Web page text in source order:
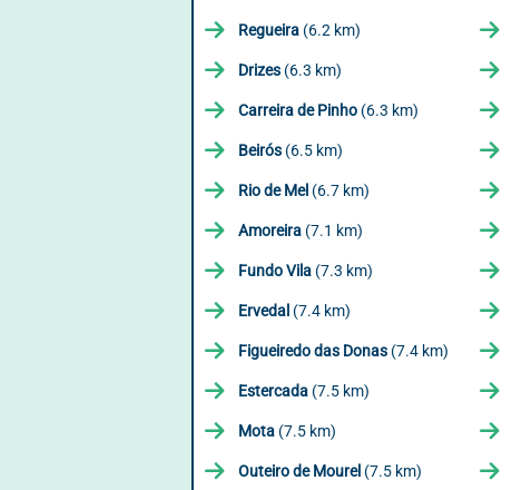
Regueira (6.2 km)
Drizes (6.3 km)
Carreira de Pinho (6.3 km)
Beirós (6.5 km)
Rio de Mel (6.7 km)
Amoreira (7.1 km)
Fundo Vila (7.3 km)
Ervedal (7.4 km)
Figueiredo das Donas (7.4 km)
Estercada (7.5 km)
Mota (7.5 km)
Outeiro de Mourel (7.5 km)